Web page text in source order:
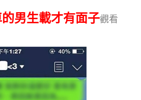
男生載才有面子觀看